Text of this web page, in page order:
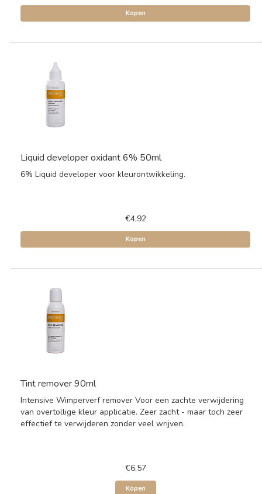
Kopen
Liquid developer oxidant 6% 50ml
6% Liquid developer voor kleurontwikkeling.
€4,92
Kopen
Tint remover 90ml
Intensive Wimperverf remover Voor een zachte verwijdering
van overtollige kleur applicatie. Zeer zacht - maar toch zeer
effectief te verwijderen zonder veel wrijven.
€6,57
Kopen